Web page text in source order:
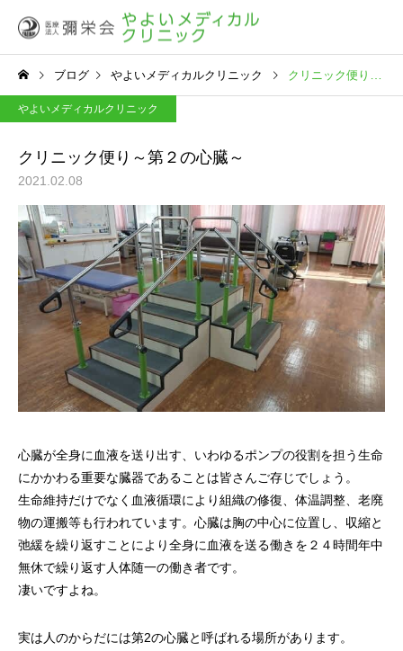
ブログ やよいメディカルクリニック クリニック便り～第２の心臓～
やよいメディカルクリニック
クリニック便り～第２の心臓～
2021.02.08
心臓が全身に血液を送り出す、いわゆるポンプの役割を担う生命
にかかわる重要な臓器であることは皆さんご存じでしょう。
生命維持だけでなく血液循環により組織の修復、体温調整、老廃
物の運搬等も行われています。心臓は胸の中心に位置し、収縮と
弛緩を繰り返すことにより全身に血液を送る働きを２４時間年中
無休で繰り返す人体随一の働き者です。
凄いですよね。
実は人のからだには第2の心臓と呼ばれる場所があります。